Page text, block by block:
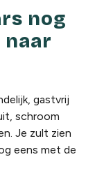
nog
naar
gastvrij
schroom
Je zult zien
eens met de